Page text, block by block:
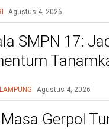
Agustus 4, 2026
SMPN 17:
Agustus 4, 2026
Gerpol